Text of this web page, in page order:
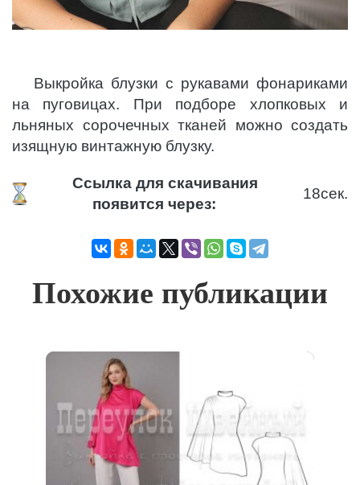
Выкройка блузки с рукавами фонариками
на пуговицах. При подборе хлопковых и
льняных сорочечных тканей можно создать
изящную винтажную блузку.
Ссылка для скачивания
появится через:
18сек.
Похожие публикации